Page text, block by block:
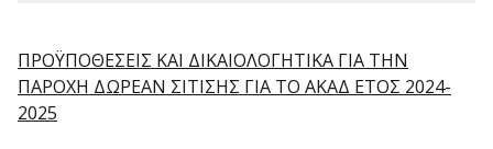
ΠΡΟΫΠΟΘΕΣΕΙΣ ΚΑΙ ΔΙΚΑΙΟΛΟΓΗΤΙΚΑ ΓΙΑ ΤΗΝ
ΠΑΡΟΧΗ ΔΩΡΕΑΝ ΣΙΤΙΣΗΣ ΓΙΑ ΤΟ ΑΚΑΔ ΕΤΟΣ 2024-
2025